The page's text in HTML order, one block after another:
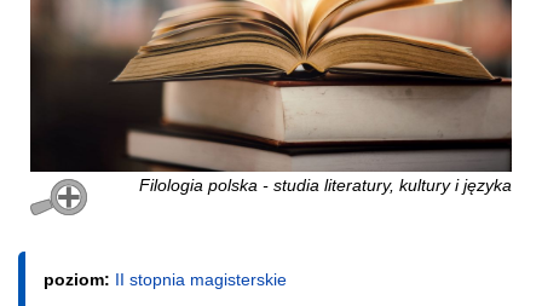
Filologia polska - studia literatury, kultury i języka
poziom: II stopnia magisterskie